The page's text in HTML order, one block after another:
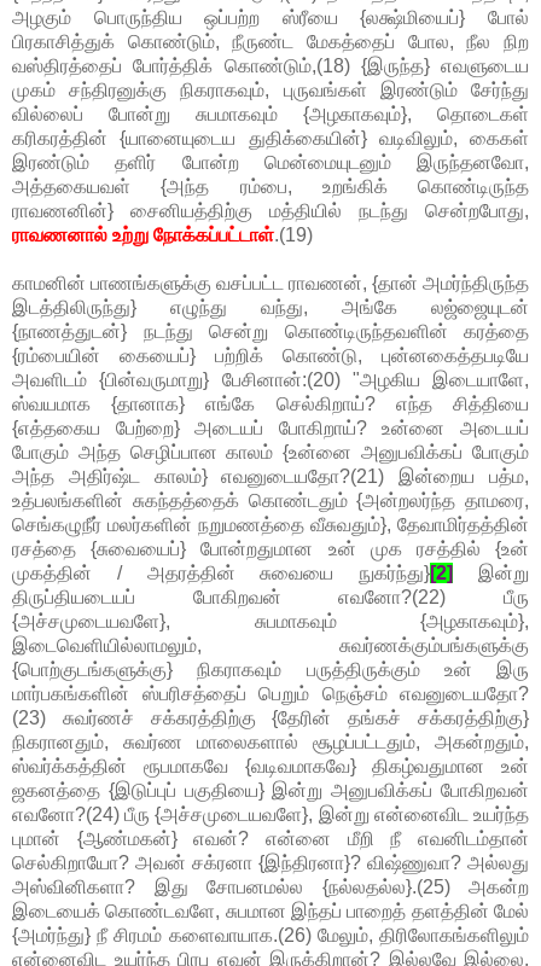
அழகும் பொருந்திய ஒப்பற்ற ஸ்ரீயை {லக்ஷ்மியைப்} போல்
பிரகாசித்துக் கொண்டும், நீருண்ட மேகத்தைப் போல, நீல நிற
வஸ்திரத்தைப் போர்த்திக் கொண்டும்,(18) {இருந்த} எவளுடைய
முகம் சந்திரனுக்கு நிகராகவும், புருவங்கள் இரண்டும் சேர்ந்து
வில்லைப் போன்று சுபமாகவும் {அழகாகவும்}, தொடைகள்
கரிகரத்தின் {யானையுடைய துதிக்கையின்} வடிவிலும், கைகள்
இரண்டும் தளிர் போன்ற மென்மையுடனும் இருந்தனவோ,
அத்தகையவள் {அந்த ரம்பை, உறங்கிக் கொண்டிருந்த
ராவணனின்} சைனியத்திற்கு மத்தியில் நடந்து சென்றபோது,
ராவணனால் உற்று நோக்கப்பட்டாள்.(19)
காமனின் பாணங்களுக்கு வசப்பட்ட ராவணன், {தான் அமர்ந்திருந்த
இடத்திலிருந்து} எழுந்து வந்து, அங்கே லஜ்ஜையுடன்
{நாணத்துடன்} நடந்து சென்று கொண்டிருந்தவளின் கரத்தை
{ரம்பையின் கையைப்} பற்றிக் கொண்டு, புன்னகைத்தபடியே
அவளிடம் {பின்வருமாறு} பேசினான்:(20) "அழகிய இடையாளே,
ஸ்வயமாக {தானாக} எங்கே செல்கிறாய்? எந்த சித்தியை
{எத்தகைய பேற்றை} அடையப் போகிறாய்? உன்னை அடையப்
போகும் அந்த செழிப்பான காலம் {உன்னை அனுபவிக்கப் போகும்
அந்த அதிர்ஷ்ட காலம்} எவனுடையதோ?(21) இன்றைய பத்ம,
உத்பலங்களின் சுகந்தத்தைக் கொண்டதும் {அன்றலர்ந்த தாமரை,
செங்கழுநீர் மலர்களின் நறுமணத்தை வீசுவதும்}, தேவாமிர்தத்தின்
ரசத்தை {சுவையைப்} போன்றதுமான உன் முக ரசத்தில் {உன்
முகத்தின் / அதரத்தின் சுவையை நுகர்ந்து}[2]
இன்று
திருப்தியடையப் போகிறவன் எவனோ?(22) பீரு
{அச்சமுடையவளே}, சுபமாகவும் {அழகாகவும்},
இடைவெளியில்லாமலும், சுவர்ணக்கும்பங்களுக்கு
{பொற்குடங்களுக்கு} நிகராகவும் பருத்திருக்கும் உன் இரு
மார்பகங்களின் ஸ்பரிசத்தைப் பெறும் நெஞ்சம் எவனுடையதோ?
(23) சுவர்ணச் சக்கரத்திற்கு {தேரின் தங்கச் சக்கரத்திற்கு}
நிகரானதும், சுவர்ண மாலைகளால் சூழப்பட்டதும், அகன்றதும்,
ஸ்வர்க்கத்தின் ரூபமாகவே {வடிவமாகவே} திகழ்வதுமான உன்
ஜகனத்தை {இடுப்புப் பகுதியை} இன்று அனுபவிக்கப் போகிறவன்
எவனோ?(24) பீரு {அச்சமுடையவளே}, இன்று என்னைவிட உயர்ந்த
புமான் {ஆண்மகன்} எவன்? என்னை மீறி நீ எவனிடம்தான்
செல்கிறாயோ? அவன் சக்ரனா {இந்திரனா}? விஷ்ணுவா? அல்லது
அஸ்வினிகளா? இது சோபனமல்ல {நல்லதல்ல}.(25) அகன்ற
இடையைக் கொண்டவளே, சுபமான இந்தப் பாறைத் தளத்தின் மேல்
{அமர்ந்து} நீ சிரமம் களைவாயாக.(26) மேலும், திரிலோகங்களிலும்
என்னைவிட உயர்ந்த பிரபு எவன் இருக்கிறான்? இல்லவே இல்லை.